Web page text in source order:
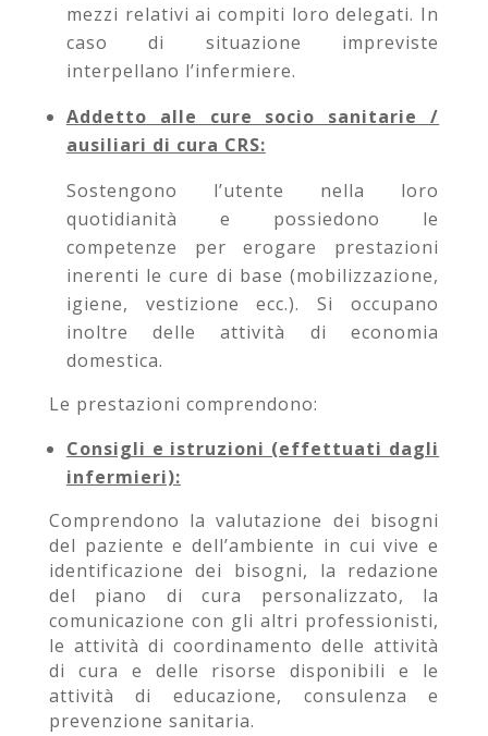
mezzi relativi ai compiti loro delegati. In
caso di situazione impreviste
interpellano l’infermiere.
Addetto alle cure socio sanitarie /
ausiliari di cura CRS:
Sostengono l’utente nella loro
quotidianità e possiedono le
competenze per erogare prestazioni
inerenti le cure di base (mobilizzazione,
igiene, vestizione ecc.). Si occupano
inoltre delle attività di economia
domestica.
Le prestazioni comprendono:
Consigli e istruzioni (effettuati dagli
infermieri):
Comprendono la valutazione dei bisogni
del paziente e dell’ambiente in cui vive e
identificazione dei bisogni, la redazione
del piano di cura personalizzato, la
comunicazione con gli altri professionisti,
le attività di coordinamento delle attività
di cura e delle risorse disponibili e le
attività di educazione, consulenza e
prevenzione sanitaria.